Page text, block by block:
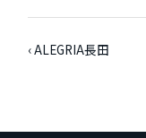
‹ ALEGRIA長田